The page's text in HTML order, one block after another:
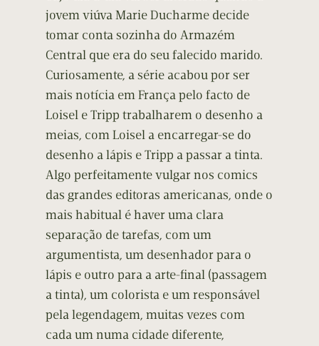
jovem viúva Marie Ducharme decide
tomar conta sozinha do Armazém
Central que era do seu falecido marido.
Curiosamente, a série acabou por ser
mais notícia em França pelo facto de
Loisel e Tripp trabalharem o desenho a
meias, com Loisel a encarregar-se do
desenho a lápis e Tripp a passar a tinta.
Algo perfeitamente vulgar nos comics
das grandes editoras americanas, onde o
mais habitual é haver uma clara
separação de tarefas, com um
argumentista, um desenhador para o
lápis e outro para a arte-final (passagem
a tinta), um colorista e um responsável
pela legendagem, muitas vezes com
cada um numa cidade diferente,